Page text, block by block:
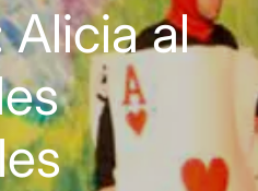
Alicia al